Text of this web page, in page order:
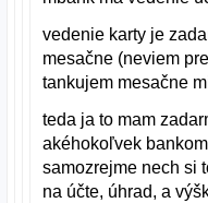
vedenie karty je
mesačne (neviem
tankujem mesačne
teda ja to mam
akéhokoľvek
samozrejme nech si
na účte, úhrad, a